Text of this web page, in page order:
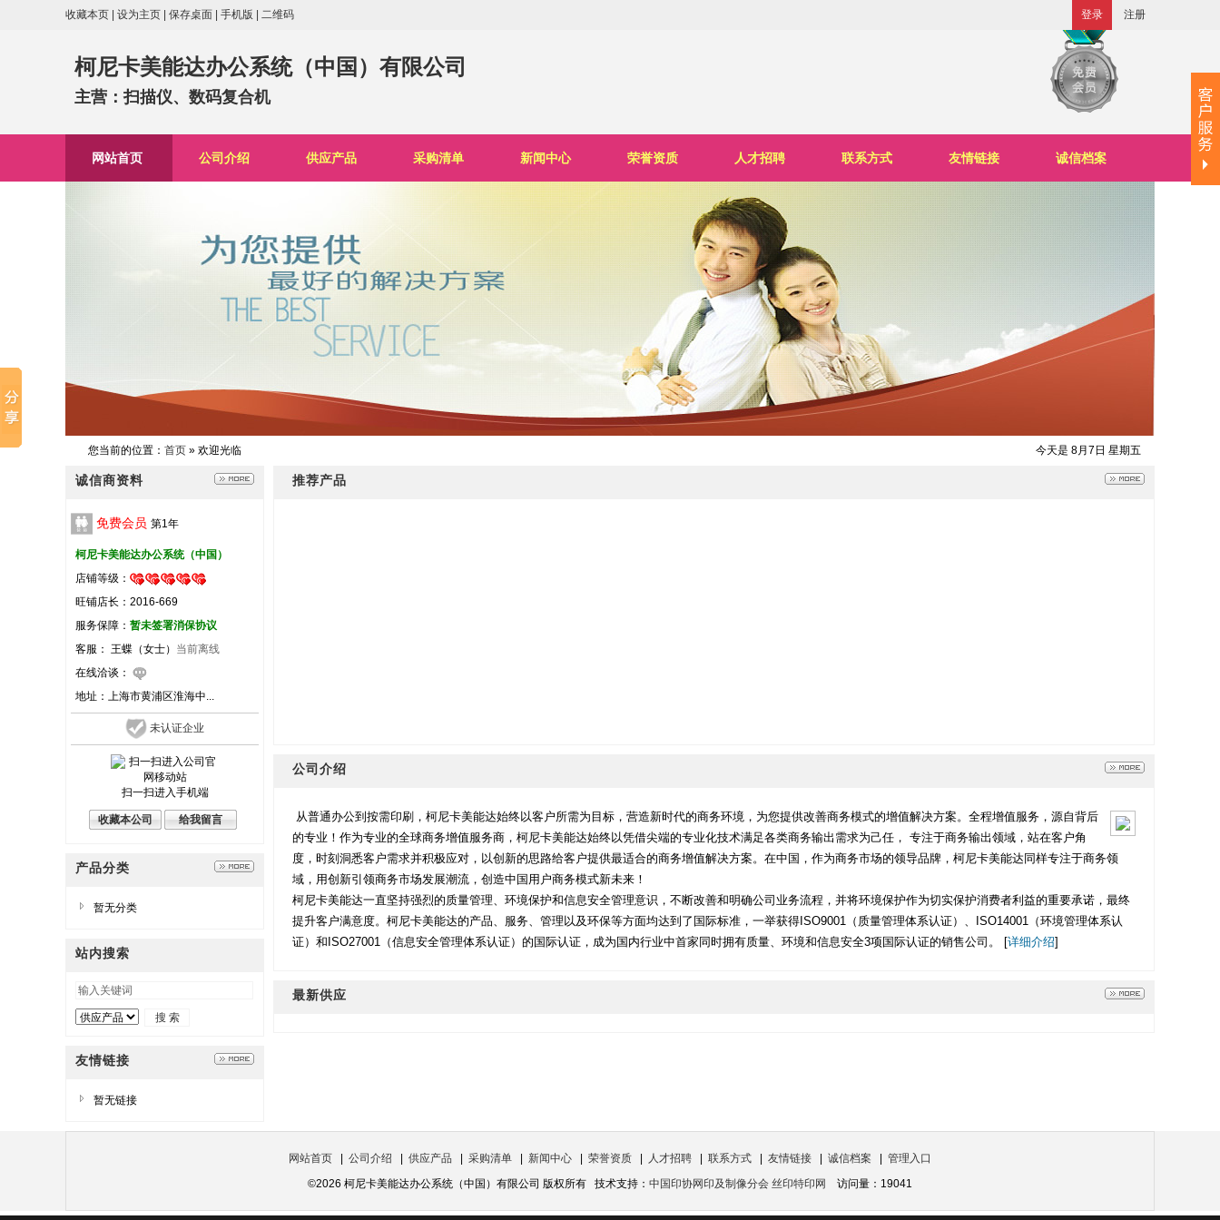
收藏本页 设为主页 保存桌面 手机版 二维码 登录 注册
柯尼卡美能达办公系统（中国）有限公司
主营：扫描仪、数码复合机
网站首页 公司介绍 供应产品 采购清单 新闻中心 荣誉资质 人才招聘 联系方式 友情链接 诚信档案
今天是 8月7日 星期五
您当前的位置： 首页 » 欢迎光临
诚信商资料
免费会员 第1 年
柯尼卡美能达办公系统（中国）
店铺等级：
旺铺店长：2016-669
服务保障： 暂未签署消保协议
客服： 王蝶（女士） 当前离线
在线洽谈：
地址： 上海市黄浦区淮海中...
未认证企业
扫一扫进入手机端
收藏本公司 给我留言
产品分类
暂无分类
站内搜索
友情链接
暂无链接
推荐产品
公司介绍
从普通办公到按需印刷，柯尼卡美能达始终以客户所需为目标，营造新时代的商务环境，为您提供改善商务模式的增值解决方案。全程增值服务，源自背后
的专业！作为专业的全球商务增值服务商，柯尼卡美能达始终以凭借尖端的专业化技术满足各类商务输出需求为己任， 专注于商务输出领域，站在客户角
度，时刻洞悉客户需求并积极应对，以创新的思路给客户提供最适合的商务增值解决方案。在中国，作为商务市场的领导品牌，柯尼卡美能达同样专注于商务领
域，用创新引领商务市场发展潮流，创造中国用户商务模式新未来！
柯尼卡美能达一直坚持强烈的质量管理、环境保护和信息安全管理意识，不断改善和明确公司业务流程，并将环境保护作为切实保护消费者利益的重要承诺，最终
提升客户满意度。柯尼卡美能达的产品、服务、管理以及环保等方面均达到了国际标准，一举获得ISO9001（质量管理体系认证）、ISO14001（环境管理体系认
证）和ISO27001（信息安全管理体系认证）的国际认证，成为国内行业中首家同时拥有质量、环境和信息安全3项国际认证的销售公司。 [详细介绍]
最新供应
网站首页 公司介绍 供应产品 采购清单 新闻中心 荣誉资质 人才招聘 联系方式 友情链接 诚信档案
管理入口
©2026 柯尼卡美能达办公系统（中国）有限公司 版权所有 技术支持： 中国印协网印及制像分会 丝印特印网 访问量：19041